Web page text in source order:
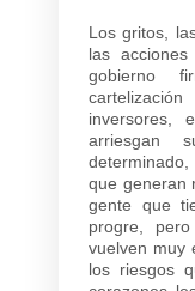
Los gritos,
las
gobierno
inversores,
arriesgan
que generan
gente que
progre,
vuelven muy
los riesgos